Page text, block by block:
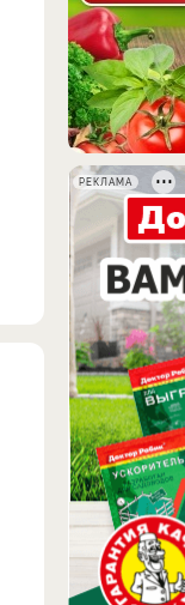
РЕКЛАМА